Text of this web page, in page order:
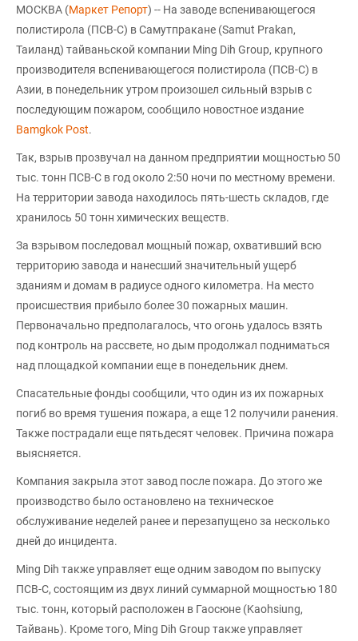
МОСКВА (Маркет Репорт) -- На заводе вспенивающегося
полистирола (ПСВ-С) в Самутпракане (Samut Prakan,
Таиланд) тайваньской компании Ming Dih Group, крупного
производителя вспенивающегося полистирола (ПСВ-С) в
Азии, в понедельник утром произошел сильный взрыв с
последующим пожаром, сообщило новостное издание
Bamgkok Post.
Так, взрыв прозвучал на данном предприятии мощностью 50
тыс. тонн ПСВ-С в год около 2:50 ночи по местному времени.
На территории завода находилось пять-шесть складов, где
хранилось 50 тонн химических веществ.
За взрывом последовал мощный пожар, охвативший всю
территорию завода и нанесший значительный ущерб
зданиям и домам в радиусе одного километра. На место
происшествия прибыло более 30 пожарных машин.
Первоначально предполагалось, что огонь удалось взять
под контроль на рассвете, но дым продолжал подниматься
над площадкой компании еще в понедельник днем.
Спасательные фонды сообщили, что один из их пожарных
погиб во время тушения пожара, а еще 12 получили ранения.
Также пострадали еще пятьдесят человек. Причина пожара
выясняется.
Компания закрыла этот завод после пожара. До этого же
производство было остановлено на техническое
обслуживание неделей ранее и перезапущено за несколько
дней до инцидента.
Ming Dih также управляет еще одним заводом по выпуску
ПСВ-С, состоящим из двух линий суммарной мощностью 180
тыс. тонн, который расположен в Гаосюне (Kaohsiung,
Тайвань). Кроме того, Ming Dih Group также управляет